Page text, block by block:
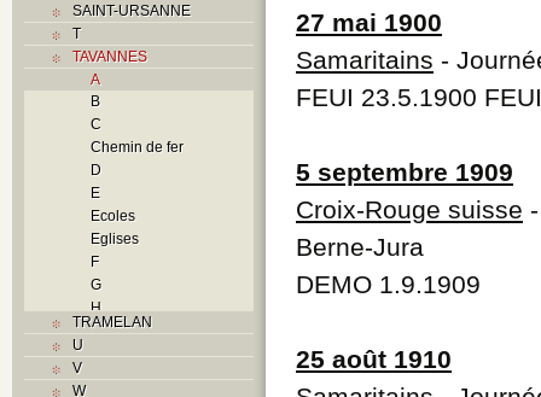
SAINT-URSANNE
T
TAVANNES
A
B
C
Chemin de fer
D
E
Ecoles
Eglises
F
G
H
I
TRAMELAN
U
V
W
27 mai 1900
Samaritains -
FEUI 23.5.1900
5 septembre 1909
Croix-Rouge suisse
Berne-Jura
DEMO 1.9.1909
25 août 1910